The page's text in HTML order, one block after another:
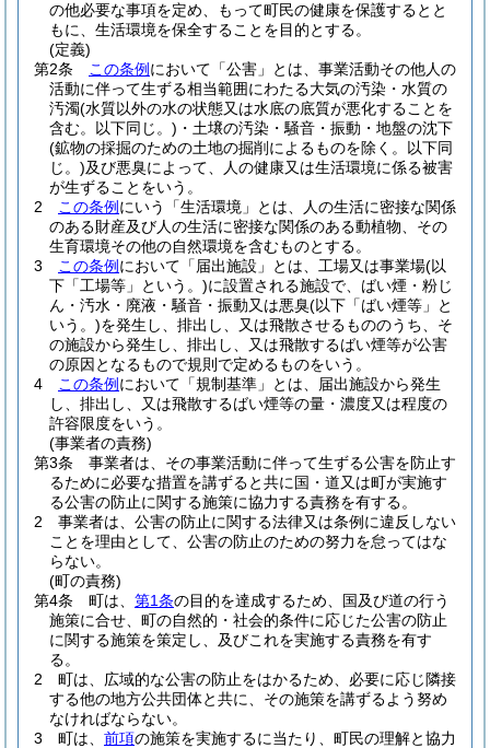
の他必要な事項を定め、もって町民の健康を保護するとと
もに、生活環境を保全することを目的とする。
(定義)
第2条
この条例 において「公害」とは、事業活動その他人の
活動に伴って生ずる相当範囲にわたる大気の汚染・水質の
汚濁(水質以外の水の状態又は水底の底質が悪化することを
含む。以下同じ。) ・土壌の汚染・騒音・振動・地盤の沈下
(鉱物の採掘のための土地の掘削によるものを除く。以下同
じ。)及び悪臭によって、人の健康又は生活環境に係る被害
が生ずることをいう。
2
この条例 にいう「生活環境」とは、人の生活に密接な関係
のある財産及び人の生活に密接な関係のある動植物、その
生育環境その他の自然環境を含むものとする。
3
この条例 において「届出施設」とは、工場又は事業場(以
下「工場等」という。)に設置される施設で、ばい煙・粉じ
ん・汚水・廃液・騒音・振動又は悪臭(以下「ばい煙等」と
いう。)を発生し、排出し、又は飛散させるもののうち、そ
の施設から発生し、排出し、又は飛散するばい煙等が公害
の原因となるもので規則で定めるものをいう。
4
この条例 において「規制基準」とは、届出施設から発生
し、排出し、又は飛散するばい煙等の量・濃度又は程度の
許容限度をいう。
(事業者の責務)
第3条
事業者は、その事業活動に伴って生ずる公害を防止す
るために必要な措置を講ずると共に国・道又は町が実施す
る公害の防止に関する施策に協力する責務を有する。
2
事業者は、公害の防止に関する法律又は条例に違反しない
ことを理由として、公害の防止のための努力を怠ってはな
らない。
(町の責務)
第4条
町は、 第1条の目的を達成するため、国及び道の行う
施策に合せ、町の自然的・社会的条件に応じた公害の防止
に関する施策を策定し、及びこれを実施する責務を有す
る。
2
町は、広域的な公害の防止をはかるため、必要に応じ隣接
する他の地方公共団体と共に、その施策を講ずるよう努め
なければならない。
3
町は、 前項の施策を実施するに当たり、町民の理解と協力